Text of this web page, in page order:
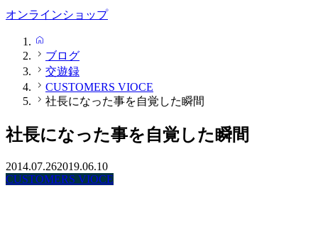
オンラインショップ
ブログ
交遊録
CUSTOMERS VIOCE
社長になった事を自覚した瞬間
社長になった事を自覚した瞬間
2014.07.262019.06.10
CUSTOMERS VIOCE